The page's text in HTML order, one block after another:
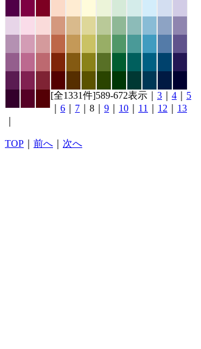
[全1331件]589-672表示｜ 3 4
5
6 7 ｜8｜ 9 10 11 12
13
TOP 前へ 次へ